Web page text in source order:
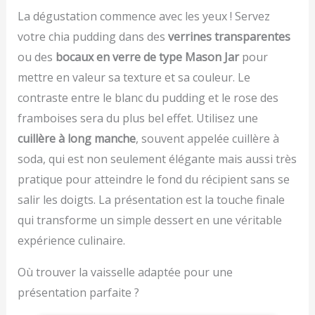
aux ingrédients secs et
liquide 【Facile à
nettoyer et à ranger】
La plate-forme de
légère en acier
inoxydable est facile à
nettoyer et à entretenir.
rangé lorsqu'il n'est pas
utilisé. Très approprié
pour cuisiner à la maison
et servir des aliments ou
des liquides. 【Après-
vente】 Si vous avez un
contacter. Nous vous
(17.5x22.5cm) facile à
nettoyer de la balance
de cuisine convient à
toutes les tailles de
contenants HAUTE
CAPACITÉ: conçue pour
réaliser des préparations
et des pâtisseries
généreuses, la capacité
de 5kg est idéale pour
concocter une grande
notamment des cookies,
des pancakes, des pâtes
à pizza, des pâtes à pain
vos envies de pâtisserie,
La dégustation commence avec les yeux ! Servez
votre chia pudding dans des verrines transparentes
ou des bocaux en verre de type Mason Jarpour
mettre en valeur sa texture et sa couleur. Le
contraste entre le blanc du pudding et le rose des
framboises sera du plus bel effet. Utilisez une
cuillère à long manche, souvent appelée cuillère à
soda, qui est non seulement élégante mais aussi très
pratique pour atteindre le fond du récipient sans se
salir les doigts. La présentation est la touche finale
qui transforme un simple dessert en une véritable
expérience culinaire.
Où trouver la vaisselle adaptée pour une
présentation parfaite ?